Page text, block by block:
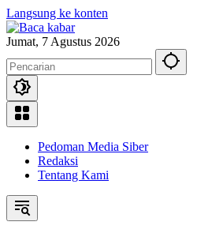
Langsung ke konten
Jumat, 7 Agustus 2026
Pedoman Media Siber
Redaksi
Tentang Kami